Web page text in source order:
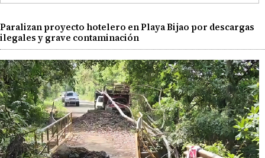
Paralizan proyecto hotelero en Playa Bijao por descargas
ilegales y grave contaminación